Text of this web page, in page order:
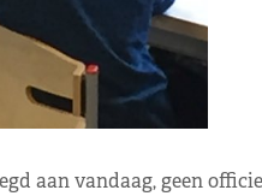
aan vandaag, geen